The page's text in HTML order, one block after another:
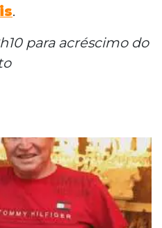
.
para acréscimo do